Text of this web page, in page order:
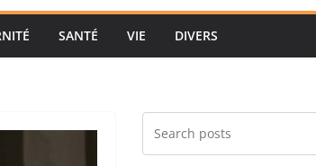
SANTÉ VIE DIVERS